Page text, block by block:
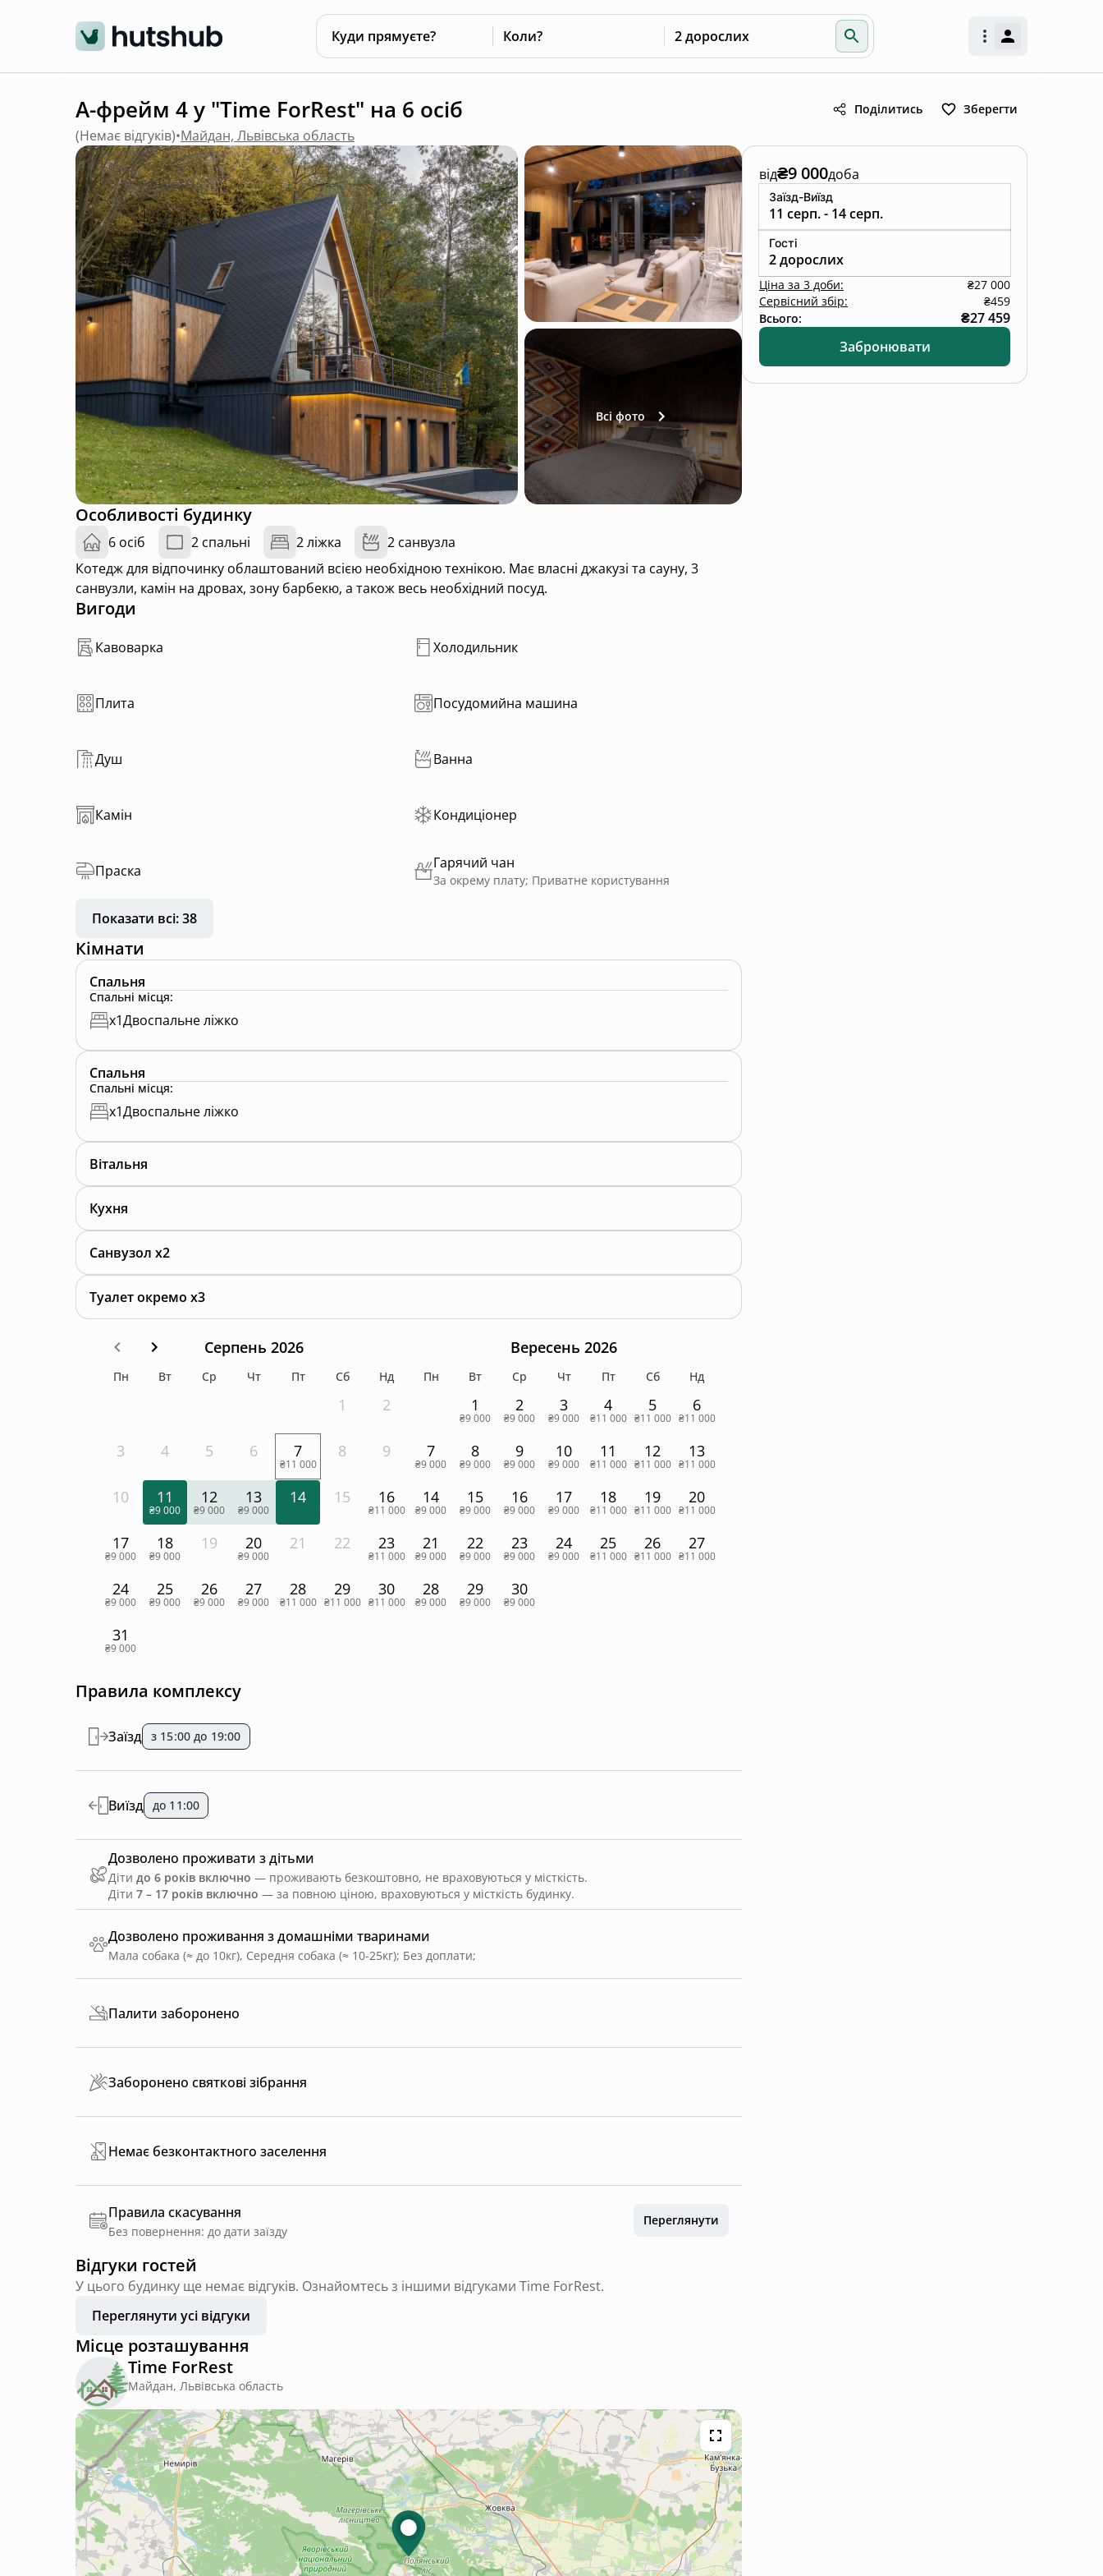
Куди прямуєте? Коли? 2 дорослих
А-фрейм 4 у "Time ForRest" на 6 осіб Поділитись Зберегти
(Немає відгуків)•Майдан, Львівська область
Всі фото
Особливості будинку
6 осіб 2 спальні 2 ліжка
2 санвузла
Котедж для відпочинку облаштований всією необхідною технікою. Має власні джакузі та сауну, 3
санвузли, камін на дровах, зону барбекю, а також весь необхідний посуд.
Вигоди
Кавоварка Холодильник
Плита Посудомийна машина
Душ Ванна
Камін Кондиціонер
Праска Гарячий чан
За окрему плату; Приватне користування
Показати всі: 38
Кімнати
Спальня
Спальні місця:
x1Двоспальне ліжко
Спальня
Спальні місця:
x1Двоспальне ліжко
Вітальня
Кухня
Санвузол x2
Туалет окремо x3
Серпень 2026
Пн Вт Ср Чт Пт Сб Нд
1 2
3 4 5 6 7
₴11 000
8 9
10 11
₴9 000
12
₴9 000
13
₴9 000
14 15 16
₴11 000
17
₴9 000
18
₴9 000
19 20
₴9 000
21 22 23
₴11 000
24
₴9 000
25
₴9 000
26
₴9 000
27
₴9 000
28
₴11 000
29
₴11 000
30
₴11 000
31
₴9 000
Вересень 2026
Пн Вт Ср Чт Пт Сб Нд
1
₴9 000
2
₴9 000
3
₴9 000
4
₴11 000
5
₴11 000
6
₴11 000
7
₴9 000
8
₴9 000
9
₴9 000
10
₴9 000
11
₴11 000
12
₴11 000
13
₴11 000
14
₴9 000
15
₴9 000
16
₴9 000
17
₴9 000
18
₴11 000
19
₴11 000
20
₴11 000
21
₴9 000
22
₴9 000
23
₴9 000
24
₴9 000
25
₴11 000
26
₴11 000
27
₴11 000
28
₴9 000
29
₴9 000
30
₴9 000
Правила комплексу
Дозволено проживання з домашніми тваринами
Мала собака (≈ до 10кг), Середня собака (≈ 10-25кг); Без доплати;
Заїзд з 15:00 до 19:00
Виїзд до 11:00
Дозволено проживати з дітьми
Діти до 6 років включно — проживають безкоштовно, не враховуються у місткість.
Діти 7 – 17 років включно — за повною ціною, враховуються у місткість будинку.
Палити заборонено
Заборонено святкові зібрання
Немає безконтактного заселення
Правила скасування
Без повернення: до дати заїзду
Переглянути
Відгуки гостей
У цього будинку ще немає відгуків. Ознайомтесь з іншими відгуками Time ForRest.
Переглянути усі відгуки
Місце розташування
Time ForRest
Майдан, Львівська область
від₴9 000доба
Заїзд-Виїзд
11 серп. - 14 серп.
Гості
2 дорослих
Ціна за 3 доби:
₴27 000
Сервісний збір:
₴459
Всього:
₴27 459
Забронювати